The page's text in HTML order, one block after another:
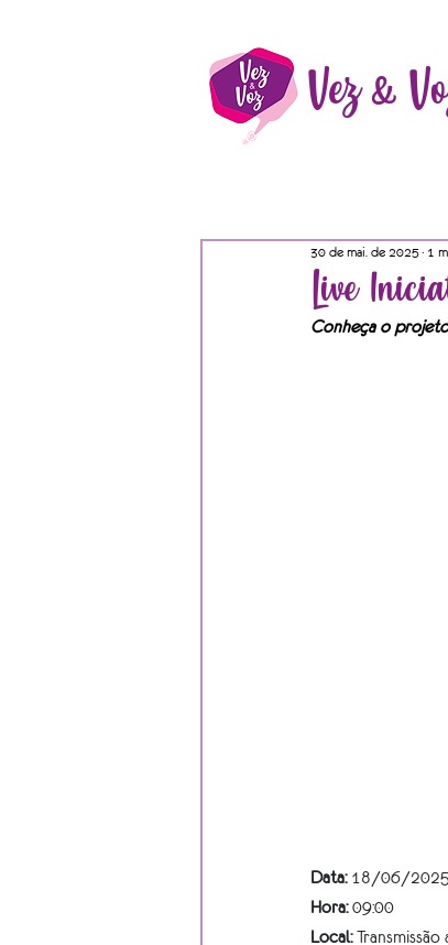
Vez &
Live
30 de mai. de 2025 1
Conheça o
Data: 18/06/2025
Hora: 09:00
Local: